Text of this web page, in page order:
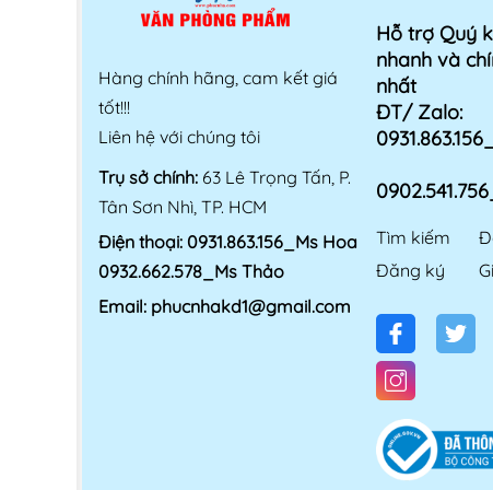
Hàng chính hãng, cam kết giá
tốt!!!
Liên hệ với chúng tôi
Trụ sở chính: 63 Lê Trọng Tấn, P.
Tân Sơn Nhì, TP. HCM
Điện thoại: 0931.863.156_Ms Hoa
0932.662.578_Ms Thảo
Email: phucnhakd1@gmail.com
Hỗ trợ Quý
nhanh và
nhất
ĐT/ Zalo:
Tìm kiếm
Đăng ký